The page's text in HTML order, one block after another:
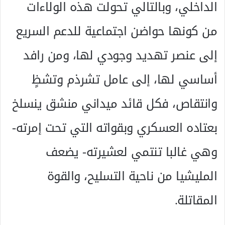
الداخلي، وبالتالي تحولت هذه الولاءات
من كونها حواضن اجتماعية للدعم السريع
إلى عنصر تهديد وجودي لها، ومن رافد
أساسي لها، إلى عامل تشرذم وتشظٍ
وانتقاص، فكل قائد ميداني منشق ينسلخ
بعتاده العسكري وبقواته التي تحت إمرته-
وهي غالبا تنتمي لعشيرته- يضعف
المليشيا من ناحية التسليح، والقوة
المقاتلة.